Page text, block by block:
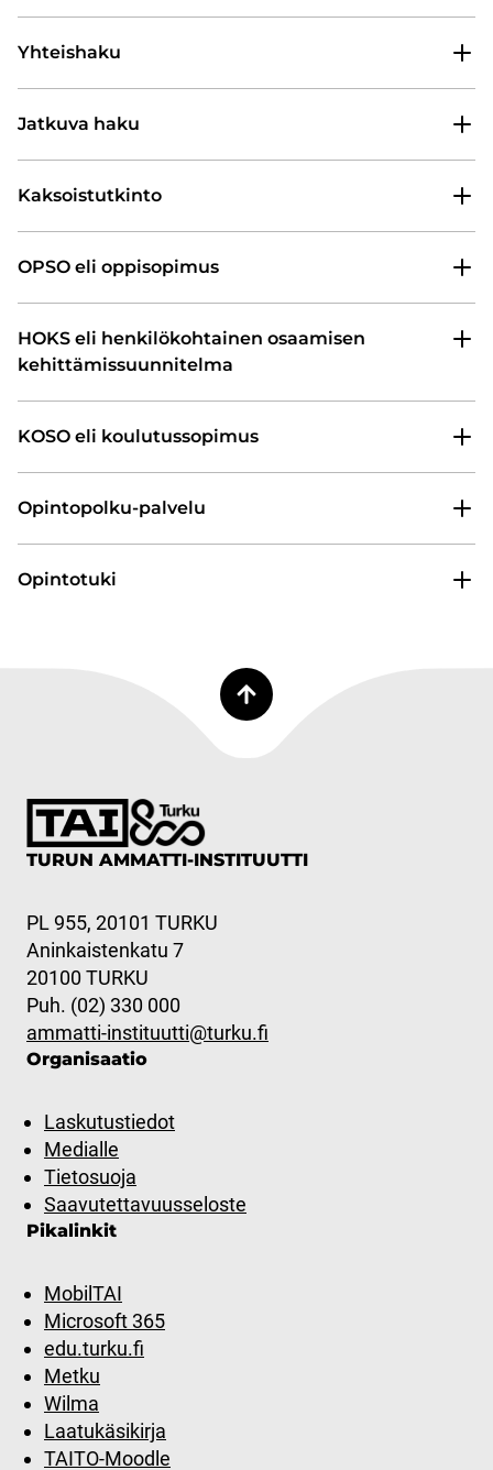
Yhteishaku
Jatkuva haku
Kaksoistutkinto
OPSO eli oppisopimus
HOKS eli henkilökohtainen osaamisen
kehittämissuunnitelma
KOSO eli koulutussopimus
Opintopolku-palvelu
Opintotuki
TURUN AMMATTI-INSTITUUTTI
PL 955, 20101 TURKU
Aninkaistenkatu 7
20100 TURKU
Puh. (02) 330 000
ammatti-instituutti@turku.fi
Organisaatio
Laskutustiedot
Medialle
Tietosuoja
Saavutettavuusseloste
Pikalinkit
MobilTAI
Microsoft 365
edu.turku.fi
Metku
Wilma
Laatukäsikirja
TAITO-Moodle